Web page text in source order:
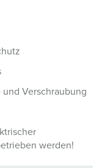
Verschraubung
werden!